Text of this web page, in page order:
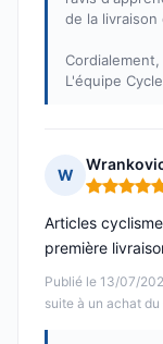
de la
Cordialement,
L'équipe
W
Note : 5
Publié le 13/07/
suite à un achat
Articles
première